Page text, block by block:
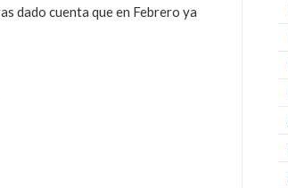
dado cuenta que en Febrero ya